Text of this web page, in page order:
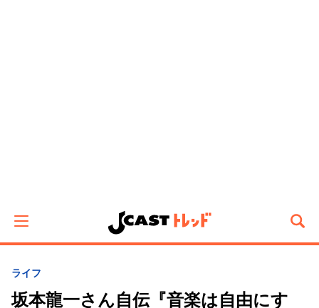
ライフ
坂本龍一さん自伝『音楽は自由にす